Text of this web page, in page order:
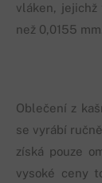
vláken,
než 0,0155 mm.
Oblečení z
se vyrábí
získá pouze
vysoké ceny